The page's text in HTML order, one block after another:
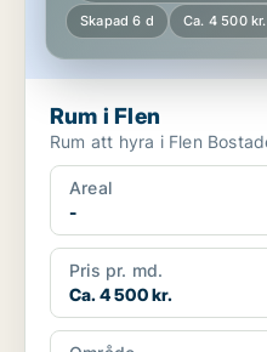
Skapad 6 d Ca. 4 500 kr.
Rum i Flen
Rum att
Areal
-
Pris pr. md.
Ca. 4 500 kr.